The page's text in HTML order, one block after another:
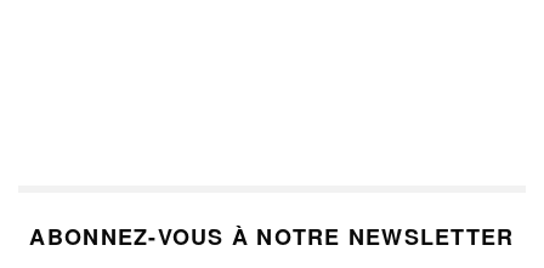
ABONNEZ-VOUS À NOTRE NEWSLETTER